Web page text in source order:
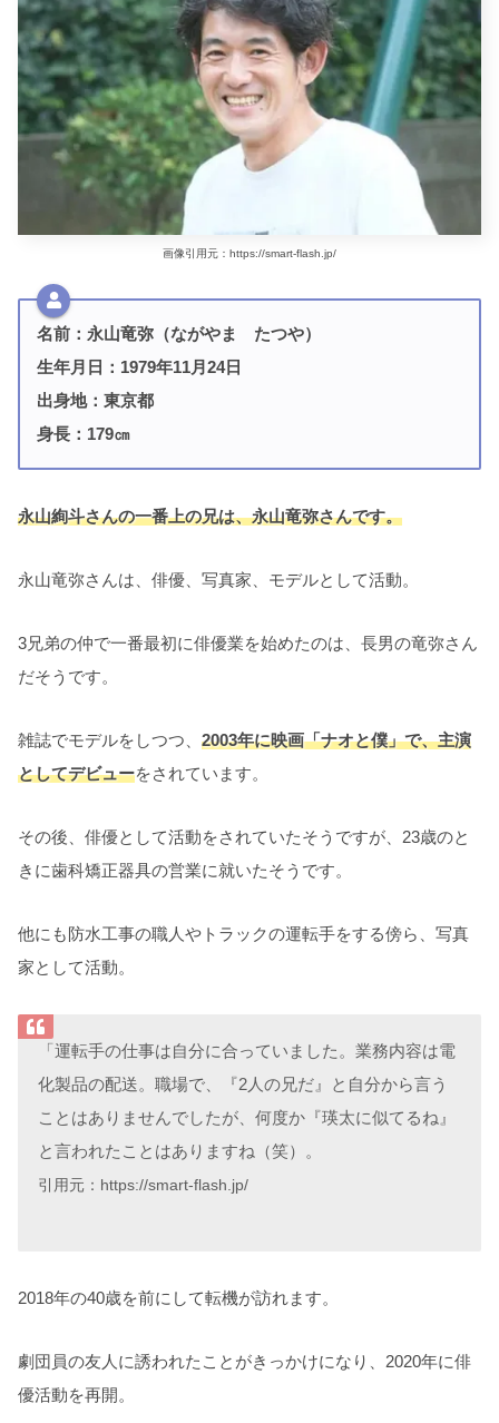
画像引用元：https://smart-flash.jp/
名前：永山竜弥（ながやま たつや）
生年月日：1979年11月24日
出身地：東京都
身長：179㎝
永山絢斗さんの一番上の兄は、永山竜弥さんです。
永山竜弥さんは、俳優、写真家、モデルとして活動。
3兄弟の仲で一番最初に俳優業を始めたのは、長男の竜弥さん
だそうです。
雑誌でモデルをしつつ、 2003年に映画「ナオと僕」で、主演
としてデビューをされています。
その後、俳優として活動をされていたそうですが、23歳のと
きに歯科矯正器具の営業に就いたそうです。
他にも防水工事の職人やトラックの運転手をする傍ら、写真
家として活動。
「運転手の仕事は自分に合っていました。業務内容は電
化製品の配送。職場で、『2人の兄だ』と自分から言う
ことはありませんでしたが、何度か『瑛太に似てるね』
と言われたことはありますね（笑）。
引用元：https://smart-flash.jp/
2018年の40歳を前にして転機が訪れます。
劇団員の友人に誘われたことがきっかけになり、2020年に俳
優活動を再開。